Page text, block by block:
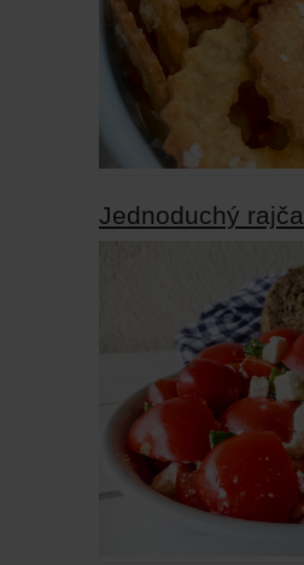
Jednoduchý